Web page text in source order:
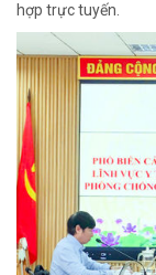
hợp trực tuyến.